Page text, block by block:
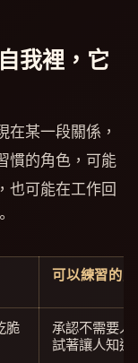
我裡，它
在某一段關係，
慣的角色，可能
也可能在工作回
可以練習的
脆
承認不需要人
試著讓人知道